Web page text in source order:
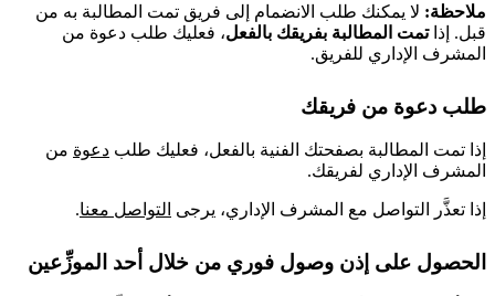
ملاحظة: لا يمكنك طلب الانضمام إلى فريق تمت المطالبة به من
قبل. إذاتمت المطالبة بفريقك بالفعل، فعليك طلب دعوة من
المشرف الإداري للفريق.
طلب دعوة من فريقك
إذا تمت المطالبة بصفحتك الفنية بالفعل، فعليك طلب دعوة من
المشرف الإداري لفريقك.
إذا تعذَّر التواصل مع المشرف الإداري، يرجى التواصل معنا.
الحصول على إذن وصول فوري من خلال أحد الموزِّعين